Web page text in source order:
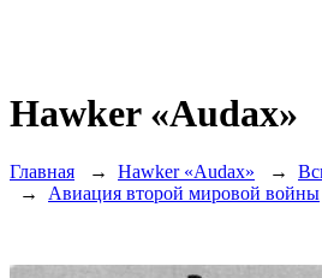
Hawker «Audax»
Главная → Hawker «Audax» →
→ Авиация второй мировой войны